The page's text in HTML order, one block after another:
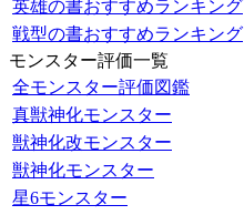
英雄の書おすすめランキング
戦型の書おすすめランキング
モンスター評価一覧
全モンスター評価図鑑
真獣神化モンスター
獣神化改モンスター
獣神化モンスター
星6モンスター